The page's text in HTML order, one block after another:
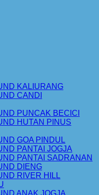
KALIURANG
CANDI
PUNCAK BECICI
HUTAN PINUS
GOA PINDUL
PANTAI JOGJA
PANTAI SADRANAN
DIENG
RIVER HILL
ANAK JOGJA